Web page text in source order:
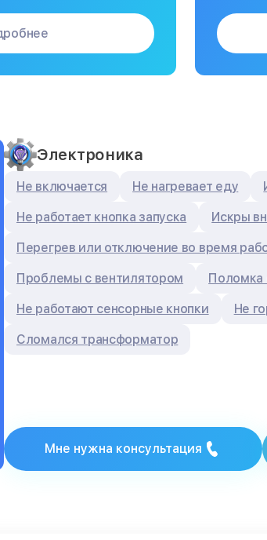
Электроника
Не включается Не нагревает еду
Не работает кнопка запуска Искры
Перегрев или отключение во время
Проблемы с вентилятором Поломка
Не работают сенсорные кнопки Не
Сломался трансформатор
Мне нужна консультация